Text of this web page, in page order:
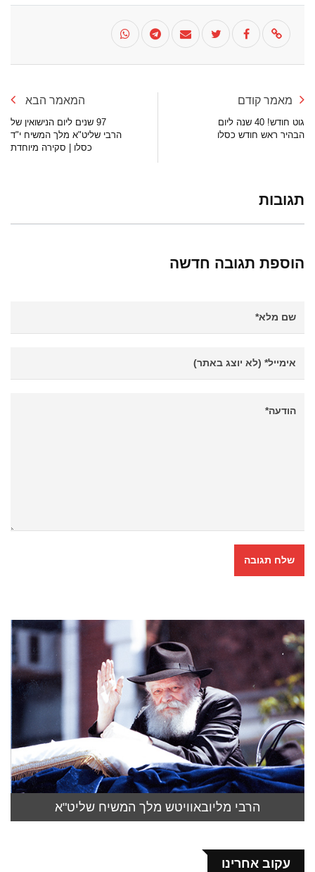
מאמר קודם
גוט חודש! 40 שנה ליום
הבהיר ראש חודש כסלו
המאמר הבא
97 שנים ליום הנישואין של
הרבי שליט"א מלך המשיח י"ד
כסלו | סקירה מיוחדת
תגובות
הוספת תגובה חדשה
הרבי מליובאוויטש מלך המשיח שליט"א
עקוב אחרינו